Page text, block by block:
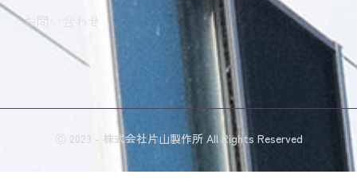
お問い合わせ
Ⓒ 2023 - 株式会社片山製作所 All Rights Reserved